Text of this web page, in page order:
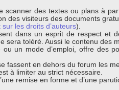
scanner des textes ou plans à
des visiteurs des documents
les droits d’auteurs).
dans un esprit de respect et
toléré. Aussi le contenu des
un mode d’emploi, offre des
fassent en dehors du forum les
à limiter au strict nécessaire.
remise en forme et d’une